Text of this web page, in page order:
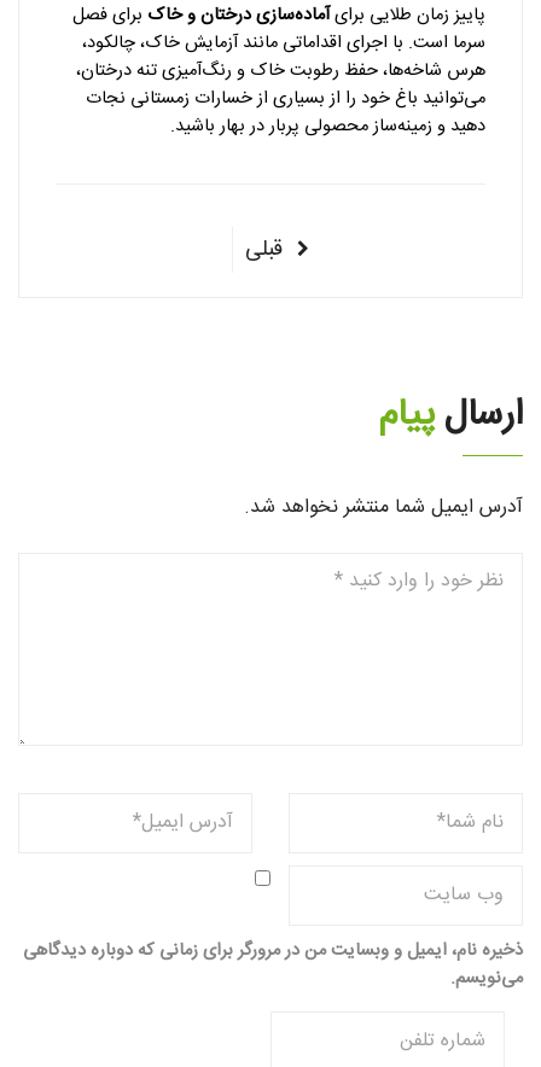
پاییز زمان طلایی برایآماده‌سازی درختان و خاک برای فصل
سرما است. با اجرای اقداماتی مانند آزمایش خاک، چالکود،
هرس شاخه‌ها، حفظ رطوبت خاک و رنگ‌آمیزی تنه درختان،
می‌توانید باغ خود را از بسیاری از خسارات زمستانی نجات
دهید و زمینه‌ساز محصولی پربار در بهار باشید.
پستقبلی
ارسالپیام
آدرس ایمیل شما منتشر نخواهد شد.
ذخیره نام، ایمیل و وبسایت من در مرورگر برای زمانی که دوباره دیدگاهی
می‌نویسم.